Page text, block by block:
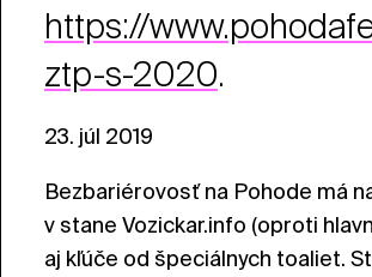
https://
ztp-s-2020.
23. júl 2019
Bezbariérovosť na Pohode má
v stane Vozickar.info (oproti
aj kľúče od špeciálnych toaliet.